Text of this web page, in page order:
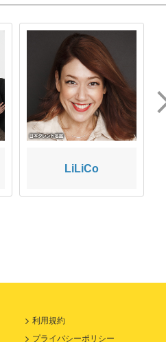
LiLiCo
利用規約
プライバシーポリシー